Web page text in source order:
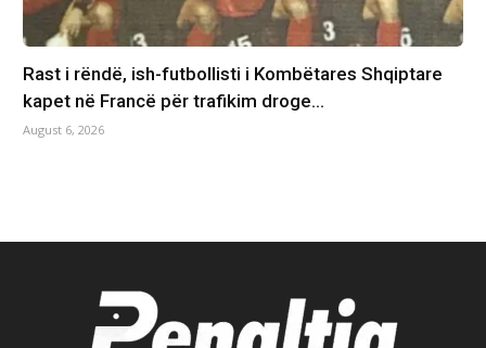
Rast i rëndë, ish-futbollisti i Kombëtares Shqiptare
kapet në Francë për trafikim droge…
August 6, 2026